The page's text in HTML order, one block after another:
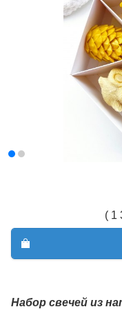
( 1
Набор свечей из